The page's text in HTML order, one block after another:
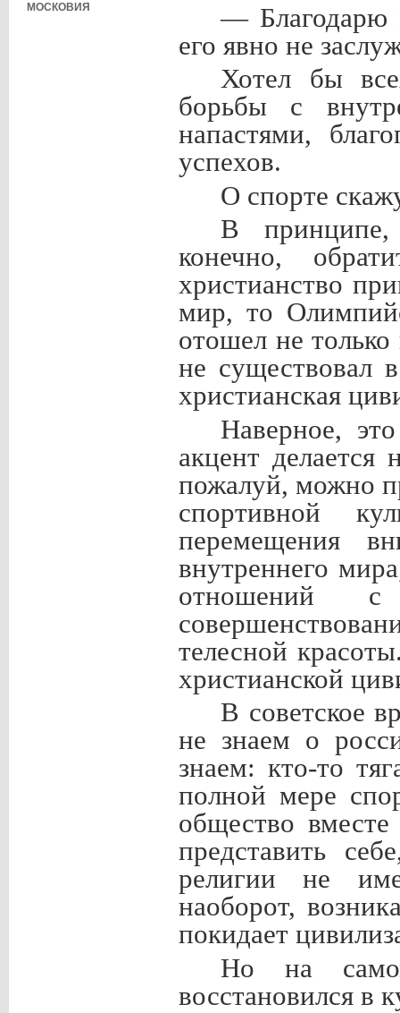
МОСКОВИЯ
— Благодарю
его явно не
Хотел бы
борьбы с
напастями,
успехов.
О спорте
В
конечно,
христианство
мир, то
отошел не
не существовал
христианская
Наверное,
акцент
пожалуй, можно
спортивной
перемещения
внутреннего
отношений
телесной
христианской
В советское
не знаем о
знаем: кто-то
полной мере
общество
представить
религии не
наоборот,
покидает
Но на
восстановился в